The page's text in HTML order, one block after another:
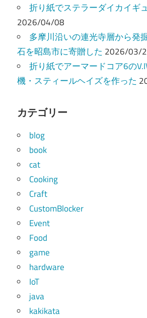
折り紙でステラーダイカイギ
2026/04/08
多摩川沿いの連光寺層から発
石を昭島市に寄贈した 2026/03/
折り紙でアーマードコア6の
機・スティールヘイズを作った
カテゴリー
blog
book
cat
Cooking
Craft
CustomBlocker
Event
Food
game
hardware
IoT
java
kakikata